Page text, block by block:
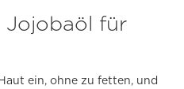
Jojobaöl für
ein, ohne zu fetten, und